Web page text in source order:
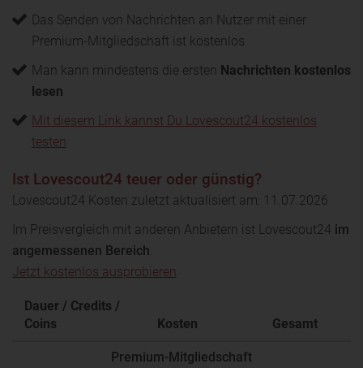
Das Senden von Nachrichten an Nutzer mit einer
Premium-Mitgliedschaft ist kostenlos
Man kann mindestens die ersten Nachrichten kostenlos
lesen
Mit diesem Link kannst Du Lovescout24 kostenlos
testen
Ist Lovescout24 teuer oder günstig?
Lovescout24 Kosten zuletzt aktualisiert am: 11.07.2026
Im Preisvergleich mit anderen Anbietern ist Lovescout24 im
angemessenen Bereich.
Jetzt kostenlos ausprobieren
Dauer / Credits /
Coins
Kosten Gesamt
Premium-Mitgliedschaft